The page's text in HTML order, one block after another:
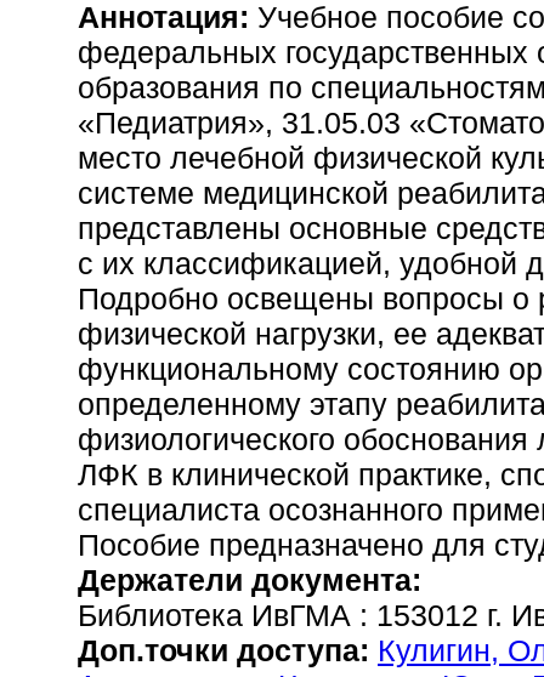
Аннотация: Учебное пособие
федеральных государственных
образования по
«Педиатрия», 31.05.03
место лечебной физической
системе медицинской
представлены основные
с их классификацией, удобной
Подробно освещены вопросы о
физической нагрузки, ее
функциональному состоянию
определенному этапу
физиологического
ЛФК в клинической практике,
специалиста осознанного
Пособие предназначено для
Держатели документа:
Библиотека ИвГМА : 153012 г.
Доп.точки доступа: Кулигин,